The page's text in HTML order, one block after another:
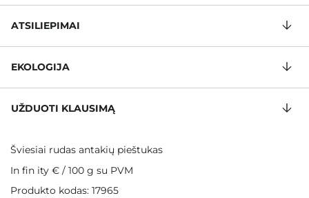
ATSILIEPIMAI
EKOLOGIJA
UŽDUOTI KLAUSIMĄ
Šviesiai rudas antakių pieštukas
In fin ity € / 100 g su PVM
Produkto kodas: 17965